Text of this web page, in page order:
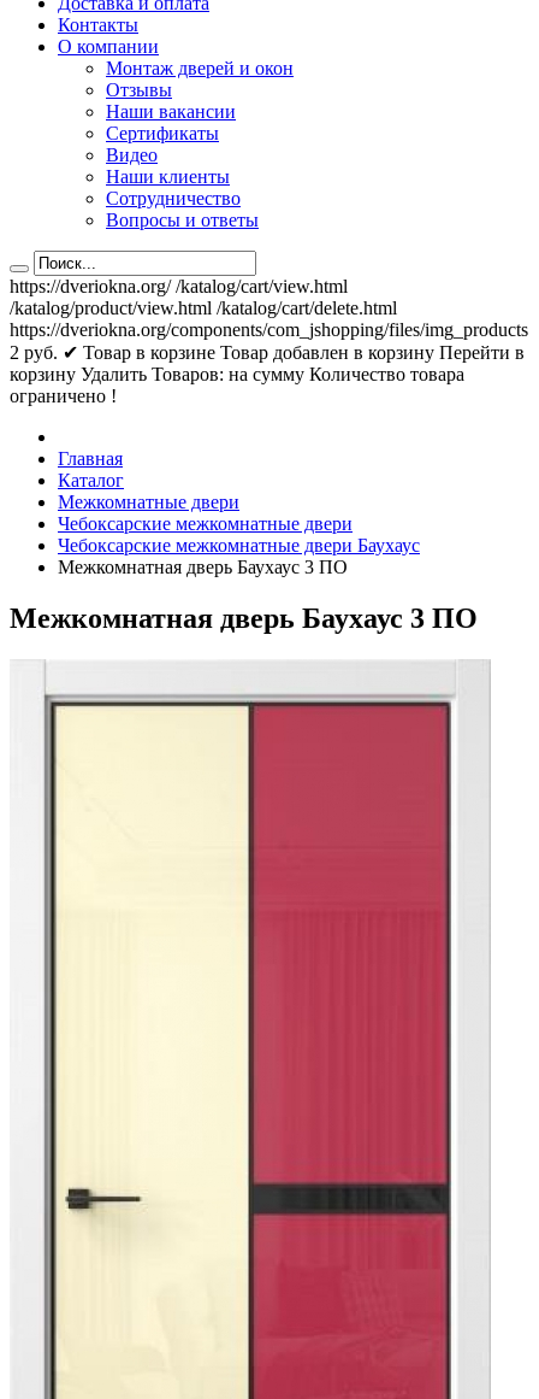
Контакты
О компании
Монтаж дверей и окон
Отзывы
Наши вакансии
Сертификаты
Видео
Наши клиенты
Сотрудничество
Вопросы и ответы
https://dveriokna.org/ /katalog/cart/view.html
/katalog/product/view.html /katalog/cart/delete.html
https://dveriokna.org/components/com_jshopping/files/img_products
2 руб. ✔ Товар в корзине Товар добавлен в корзину Перейти в
корзину Удалить Товаров: на сумму Количество товара
ограничено !
Главная
Каталог
Межкомнатные двери
Чебоксарские межкомнатные двери
Чебоксарские межкомнатные двери Баухаус
Межкомнатная дверь Баухаус 3 ПО
Межкомнатная дверь Баухаус 3 ПО